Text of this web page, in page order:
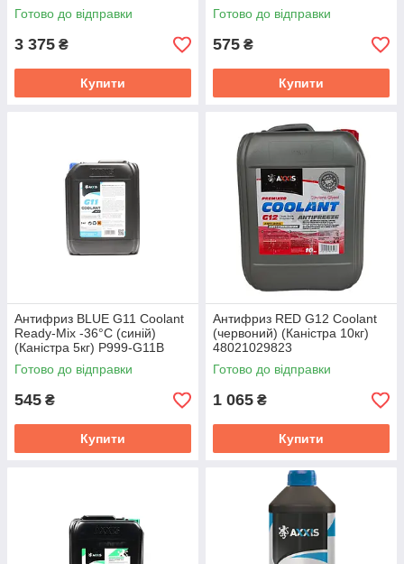
Готово до відправки
3 375 ₴
Купити
Готово до відправки
575 ₴
Купити
Антифриз BLUE G11 Сoolant
Ready-Mix -36°C (синій)
(Каністра 5кг) P999-G11B
RDM5
Готово до відправки
545 ₴
Купити
Антифриз RED G12 Сoolant
(червоний) (Каністра 10кг)
48021029823
Готово до відправки
1 065 ₴
Купити